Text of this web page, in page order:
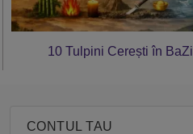
10 Tulpini Cerești în BaZi
CONTUL TAU